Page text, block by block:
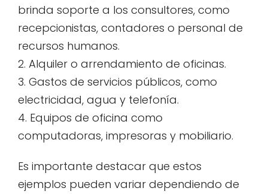
brinda soporte a los consultores, como
recepcionistas, contadores o personal de
recursos humanos.
2. Alquiler o arrendamiento de oficinas.
3. Gastos de servicios públicos, como
electricidad, agua y telefonía.
4. Equipos de oficina como
computadoras, impresoras y mobiliario.
Es importante destacar que estos
ejemplos pueden variar dependiendo de